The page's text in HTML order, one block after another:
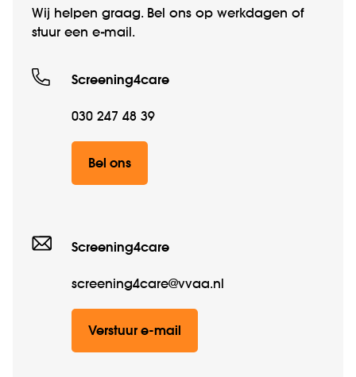
Wij helpen graag. Bel ons op werkdagen of
stuur een e-mail.
Screening4care
030 247 48 39
Bel ons
Screening4care
screening4care@vvaa.nl
Verstuur e-mail